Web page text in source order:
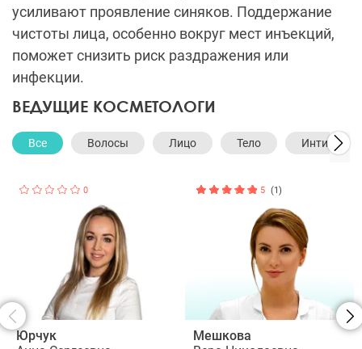
усиливают проявление синяков. Поддержание
чистоты лица, особенно вокруг мест инъекций,
поможет снизить риск раздражения или
инфекции.
ВЕДУЩИЕ КОСМЕТОЛОГИ
Все Волосы Лицо Тело Интимная
Юрчук
0
Мешкова
5 (1)